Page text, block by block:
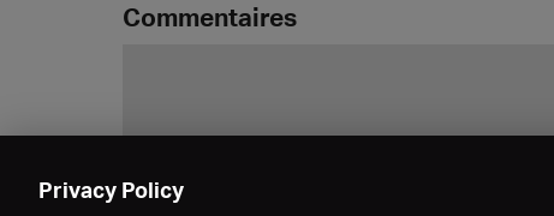
Commentaires
Privacy Policy